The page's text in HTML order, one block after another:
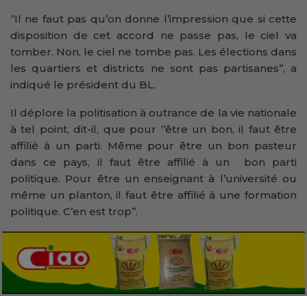
‘’Il ne faut pas qu’on donne l’impression que si cette
disposition de cet accord ne passe pas, le ciel va
tomber. Non, le ciel ne tombe pas. Les élections dans
les quartiers et districts ne sont pas partisanes’’, a
indiqué le président du BL.
Il déplore la politisation à outrance de la vie nationale
à tel point, dit-il, que pour ‘’être un bon, il faut être
affilié à un parti. Même pour être un bon pasteur
dans ce pays, il faut être affilié à un bon parti
politique. Pour être un enseignant à l’université ou
même un planton, il faut être affilié à une formation
politique. C’en est trop’’.